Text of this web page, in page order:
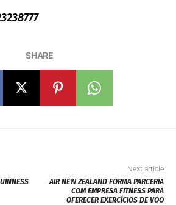
SHARE
Next article
AIR NEW ZEALAND FORMA PARCERIA
COM EMPRESA FITNESS PARA
OFERECER EXERCÍCIOS DE VOO